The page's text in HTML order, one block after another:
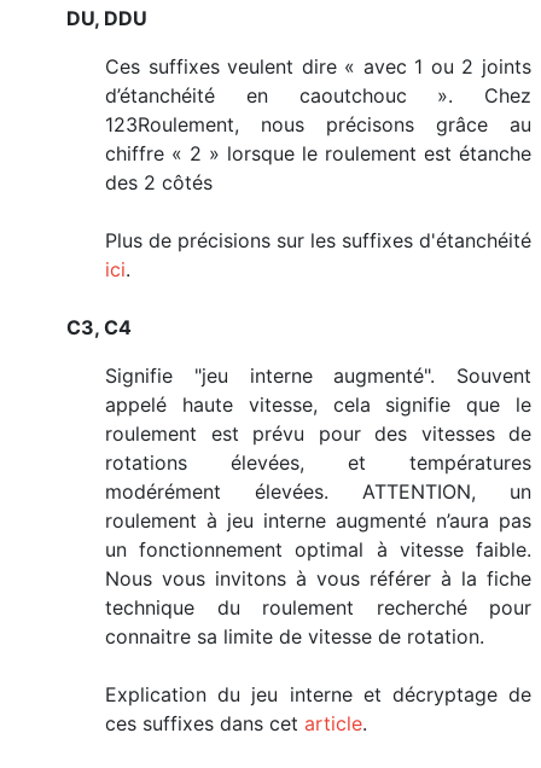
DU, DDU
Ces suffixes veulent dire « avec 1 ou 2 joints
d’étanchéité en caoutchouc ». Chez
123Roulement, nous précisons grâce au
chiffre « 2 » lorsque le roulement est étanche
des 2 côtés
Plus de précisions sur les suffixes d'étanchéité
ici.
C3, C4
Signifie "jeu interne augmenté". Souvent
appelé haute vitesse, cela signifie que le
roulement est prévu pour des vitesses de
rotations élevées, et températures
modérément élevées. ATTENTION, un
roulement à jeu interne augmenté n’aura pas
un fonctionnement optimal à vitesse faible.
Nous vous invitons à vous référer à la fiche
technique du roulement recherché pour
connaitre sa limite de vitesse de rotation.
Explication du jeu interne et décryptage de
ces suffixes dans cet article.